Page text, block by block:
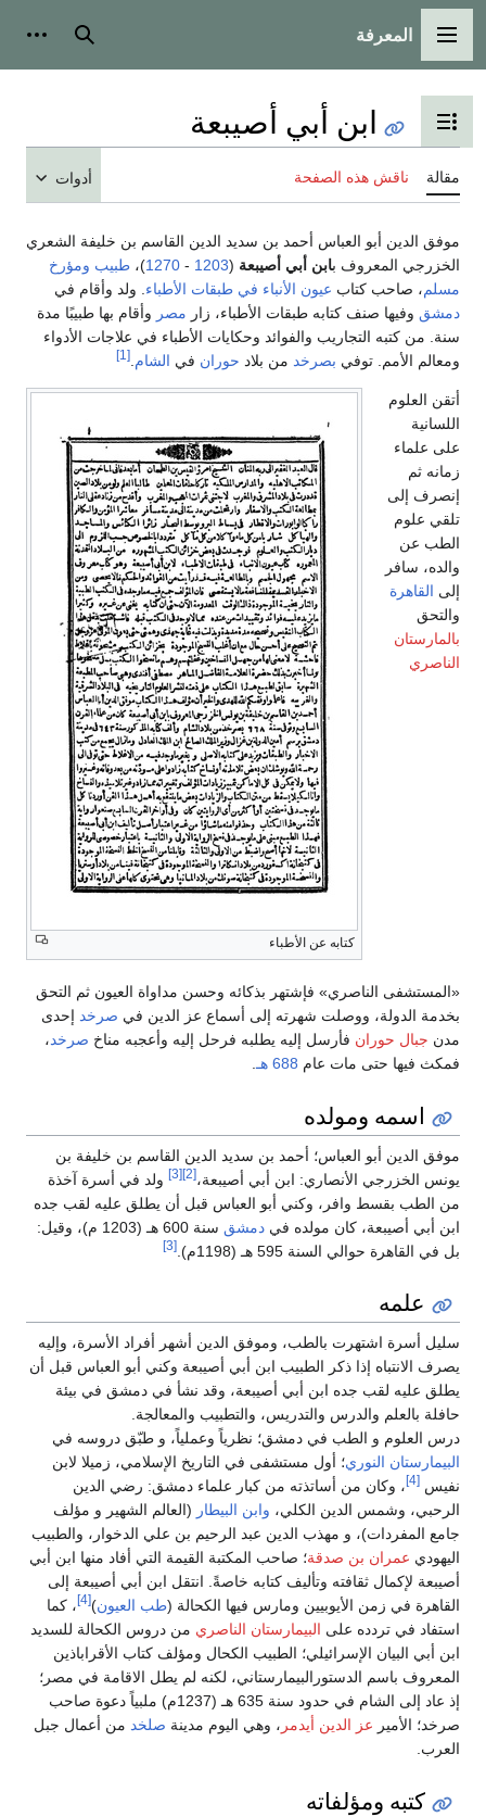
القائمة الرئيسية
المعرفة بحث
تبديل عرض جدول المحتويات
ابن أبي أصيبعة
مقالة ناقش هذه الصفحة أدوات
موفق الدين أبو العباس أحمد بن سديد الدين القاسم بن خليفة الشعري
الخزرجي المعروف بابن أبي أصيبعة (
1203
-
1270)، طبيب ومؤرخ
مسلم، صاحب كتاب عيون الأنباء في طبقات الأطباء . ولد وأقام في
دمشق وفيها صنف كتابه طبقات الأطباء، زار مصر وأقام بها طبيبًا مدة
سنة. من كتبه التجاريب والفوائد وحكايات الأطباء في علاجات الأدواء
ومعالم الأمم. توفي بصرخد من بلاد حوران في الشام [1]
كتابه عن الأطباء
أتقن العلوم
اللسانية
على علماء
زمانه ثم
إنصرف إلى
تلقي علوم
الطب عن
والده، سافر
إلى القاهرة
والتحق
بالمارستان
الناصري
«المستشفى الناصري» فإشتهر بذكائه وحسن مداواة العيون ثم التحق
بخدمة الدولة، ووصلت شهرته إلى أسماع عز الدين في صرخد إحدى
مدن جبال حوران فأرسل إليه يطلبه فرحل إليه وأعجبه مناخ صرخد،
فمكث فيها حتى مات عام 688 هـ .
اسمه ومولده
موفق الدين أبو العباس؛ أحمد بن سديد الدين القاسم بن خليفة بن
يونس الخزرجي الأنصاري: ابن أبي أصيبعة،[2]
[3]
ولد في أسرة آخذة
من الطب بقسط وافر، وكني أبو العباس قبل أن يطلق عليه لقب جده
ابن أبي أصيبعة، كان مولده في دمشق
سنة 600 هـ (1203 م)، وقيل:
بل في القاهرة حوالي السنة 595 هـ (1198م).
[3]
علمه
سليل أسرة اشتهرت بالطب، وموفق الدين أشهر أفراد الأسرة، وإليه
يصرف الانتباه إذا ذكر الطبيب ابن أبي أصيبعة وكني أبو العباس قبل أن
يطلق عليه لقب جده ابن أبي أصيبعة، وقد نشأ في دمشق في بيئة
حافلة بالعلم والدرس والتدريس، والتطبيب والمعالجة.
درس العلوم و الطب في دمشق؛ نظرياً وعملياً، و طبّق دروسه في
البيمارستان النوري؛ أول مستشفى في التاريخ الإسلامي، زميلا لابن
نفيس [4]
، وكان من أساتذته من كبار علماء دمشق: رضي الدين
الرحبي، وشمس الدين الكلي، وابن البيطار (العالم الشهير و مؤلف
جامع المفردات)، و مهذب الدين عبد الرحيم بن علي الدخوار، والطبيب
اليهودي عمران بن صدقة؛ صاحب المكتبة القيمة التي أفاد منها ابن أبي
أصيبعة لإكمال ثقافته وتأليف كتابه خاصةً. انتقل ابن أبي أصيبعة إلى
القاهرة في زمن الأيوبيين ومارس فيها الكحالة (طب العيون)
[4]
، كما
استفاد في تردده على البيمارستان الناصري من دروس الكحالة للسديد
ابن أبي البيان الإسرائيلي؛ الطبيب الكحال ومؤلف كتاب الأقراباذين
المعروف باسم الدستورالبيمارستاني، لكنه لم يطل الاقامة في مصر؛
إذ عاد إلى الشام في حدود سنة 635 هـ (1237م) ملبياً دعوة صاحب
صرخد؛ الأمير عز الدين أيدمر ، وهي اليوم مدينة صلخد من أعمال جبل
العرب.
كتبه ومؤلفاته